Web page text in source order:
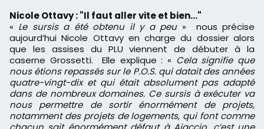
Nicole Ottavy : "Il faut aller vite et bien…"
« Le sursis a été obtenu il y a peu» nous précise
aujourd’hui Nicole Ottavy en charge du dossier alors
que les assises du PLU viennent de débuter à la
caserne Grossetti. Elle explique : « Cela signifie que
nous étions repassés sur le P.O.S. qui datait des années
quatre-vingt-dix et qui était absolument pas adapté
dans de nombreux domaines. Ce sursis à exécuter va
nous permettre de sortir énormément de projets,
notamment des projets de logements, qui font comme